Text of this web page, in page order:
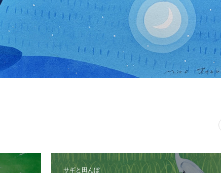
サギと田んぼ